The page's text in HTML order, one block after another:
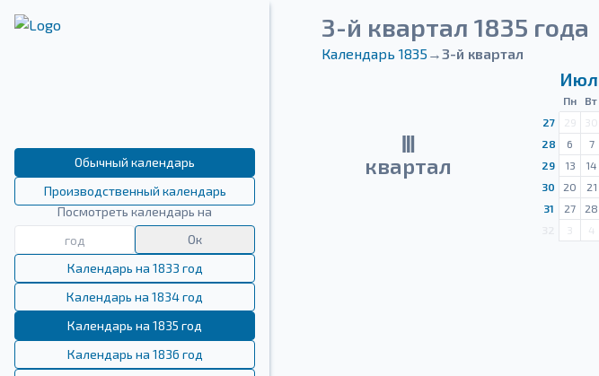
Обычный календарь
Производственный календарь
Посмотреть календарь на
Ок
Календарь на 1833 год
Календарь на 1834 год
Календарь на 1835 год
Календарь на 1836 год
3-й квартал 1835 года
Календарь 1835 →3-й квартал
Ⅲ
квартал
Пн Вт
27
29 30
28
6 7
29
13 14
30
20 21
31
27 28
3 4